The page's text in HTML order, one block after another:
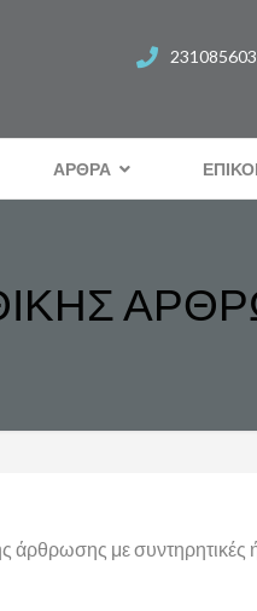
ΑΡΘΡΑ
με συντηρητικές